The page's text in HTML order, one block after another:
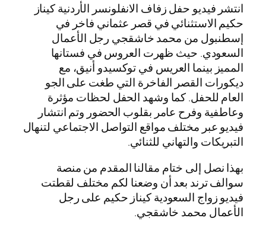
انتشر فيديو حفل زفاف الانفلونسر الأردنية كيناز
حكيم الاستثنائي في قصر عثماني فاخر في
إسطنبول من محمد خاشقجي رجل الأعمال
السعودي. حيث ظهرت العروس في فستانها
المميز بينما العريس في توكسيدو أنيق، مع
ديكورات القصر الفاخرة التي طغت على الجو
العام للحفل. كما وشهد الحفل لحظات مؤثرة
وعاطفية وفرح عامر بقلوب الحضور وتم انتشار
فيديو عبر مختلف مواقع التواصل الاجتماعي لتنهال
التبريكات والتهاني للثنائي.
بهذا نصل إلى ختام مقالنا المقدم من منصة
سوالف ترند بعد أن وضعنا لكم مختلف لقطتت
فيديو زواج السعودية كيناز حكيم على رجل
الأعمال محمد خاشقجي.